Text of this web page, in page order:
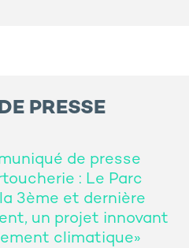
PRESSE
de presse
: Le Parc
3ème et dernière
un projet innovant
climatique»